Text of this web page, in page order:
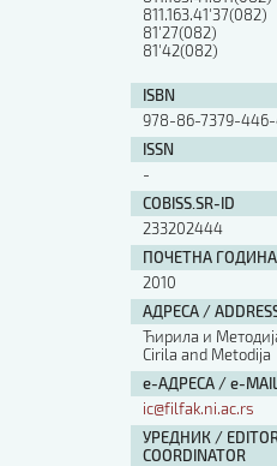
811.163.41'37(082)
81'27(082)
81'42(082)
ISBN
978-86-7379-
ISSN
-
COBISS.SR-ID
233202444
ПОЧЕТНА ГОДИНА
2010
АДРЕСА /
Ћирила и
Cirila and Metodija
е-АДРЕСА / e-MAIL
ic@filfak.ni.ac.rs
УРЕДНИК /
COORDINATOR